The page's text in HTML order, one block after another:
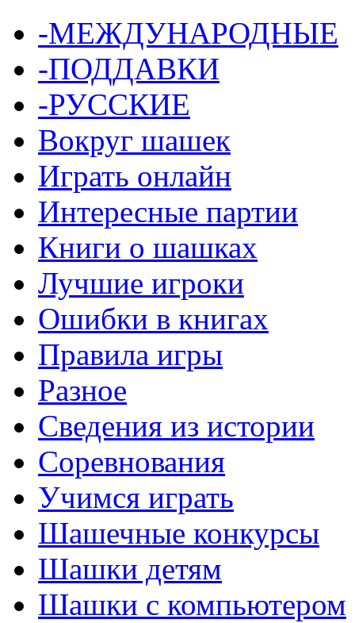
-МЕЖДУНАРОДНЫЕ
-ПОДДАВКИ
-РУССКИЕ
Вокруг шашек
Играть онлайн
Интересные партии
Книги о шашках
Лучшие игроки
Ошибки в книгах
Правила игры
Разное
Сведения из истории
Соревнования
Учимся играть
Шашечные конкурсы
Шашки детям
Шашки с компьютером